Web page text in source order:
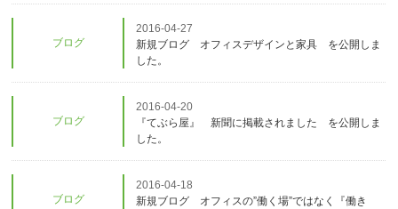
ブログ
2016-04-27
新規ブログ オフィスデザインと家具 を公開しま
した。
ブログ
2016-04-20
『てぶら屋』 新聞に掲載されました を公開しま
した。
ブログ
2016-04-18
新規ブログ オフィスの”働く場”ではなく『働き